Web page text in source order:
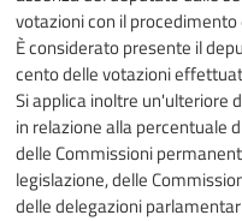
votazioni con il
È considerato presente il
cento delle votazioni
Si applica inoltre un'ulteriore
in relazione alla percentuale
delle Commissioni
legislazione, delle
delle delegazioni